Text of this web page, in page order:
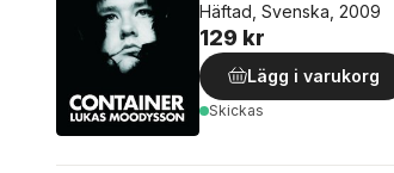
Häftad, Svenska, 2009
129 kr
Lägg i varukorg
Skickas